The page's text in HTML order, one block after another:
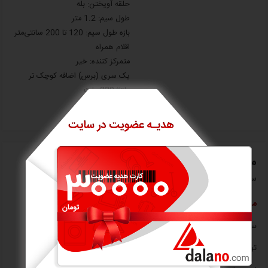
حلقه آویختن: بله
طول سیم: 1.2 متر
بازه طول سیم: 120 تا 200 سانتی‌متر
اقلام همراه
متمرکز کننده: خیر
یک سری (برس) اضافه کوچک تر
ولتاژ:220 ولت
معرفی اجمالی
سشوار برس دار چرخشی مک استایلر مدل MC-6625
مشخصات
سشوار برس دار چرخشی مک استایلر مدل MC-6625
توان: 1200 وات